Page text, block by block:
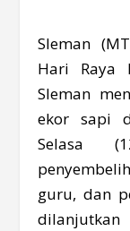
Sleman
Hari Raya
Sleman
ekor sapi
Selasa
guru, dan